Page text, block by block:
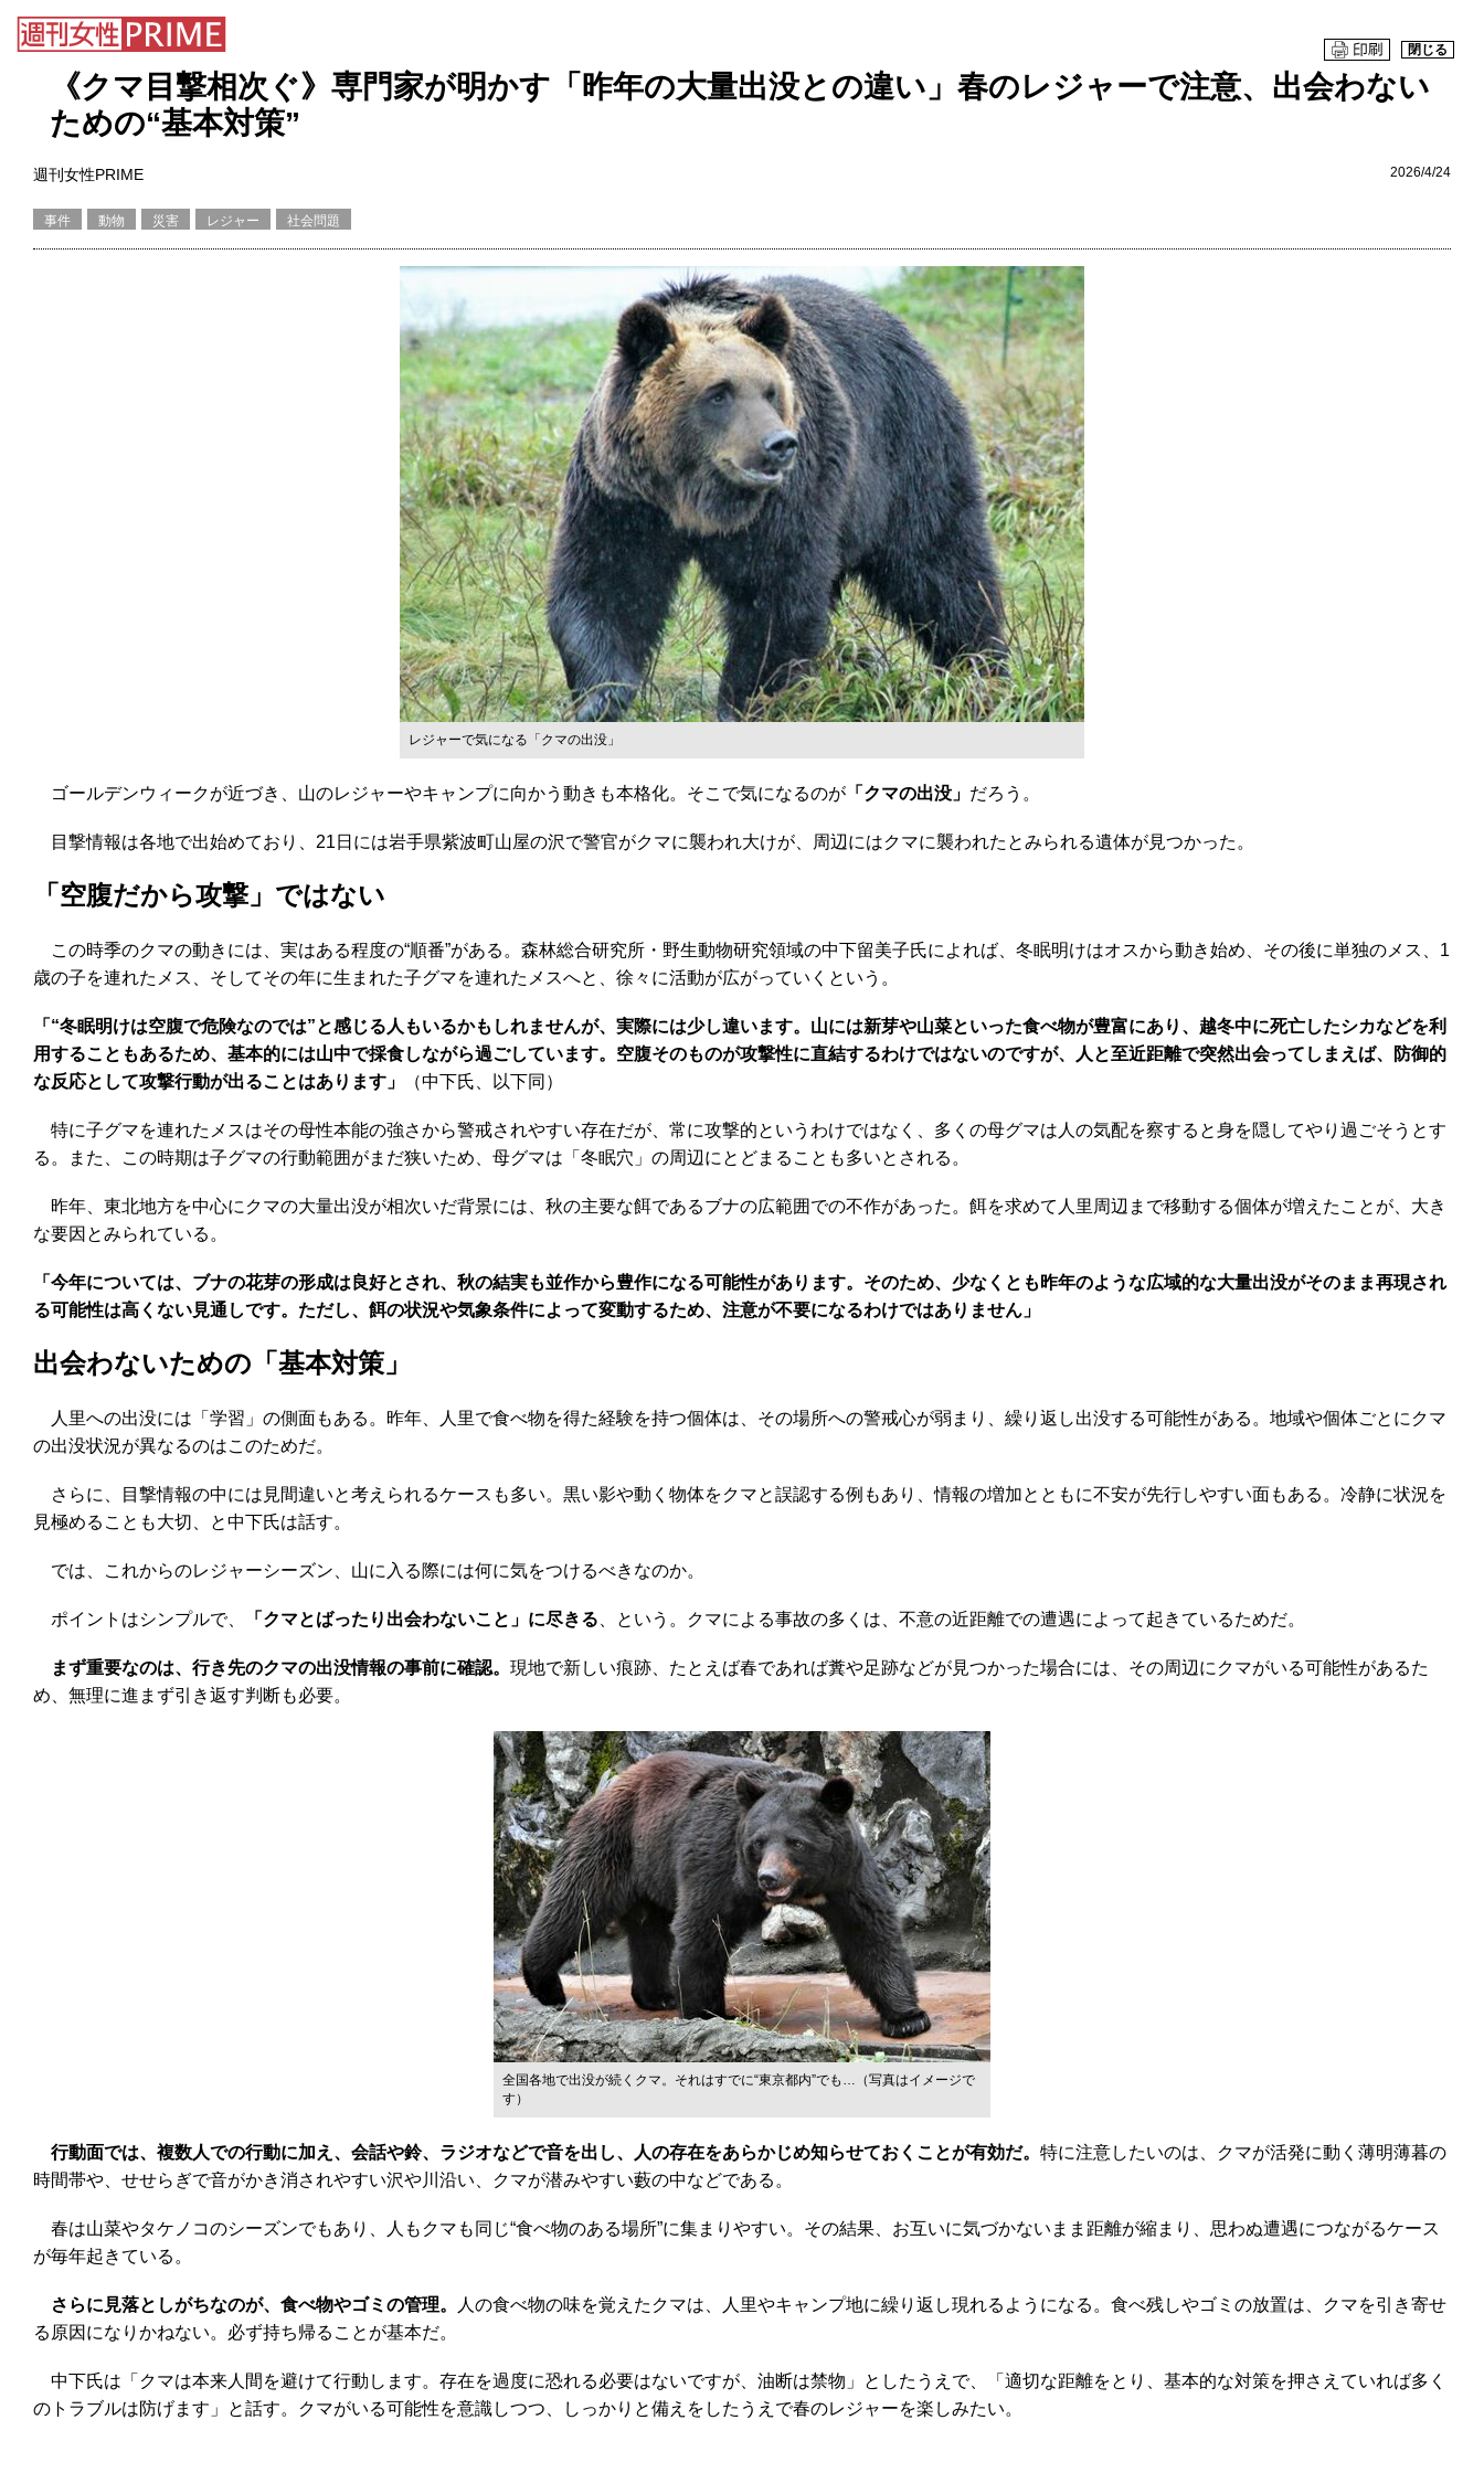
閉じる
《クマ目撃相次ぐ》専門家が明かす「昨年の大量出没との違い」春のレジャーで注意、出会わない
ための“基本対策”
週刊女性PRIME 2026/4/24
事件 動物 災害 レジャー 社会問題
レジャーで気になる「クマの出没」
ゴールデンウィークが近づき、山のレジャーやキャンプに向かう動きも本格化。そこで気になるのが 「クマの出没」 だろう。
目撃情報は各地で出始めており、21日には岩手県紫波町山屋の沢で警官がクマに襲われ大けが、周辺にはクマに襲われたとみられる遺体が見つかった。
「空腹だから攻撃」ではない
この時季のクマの動きには、実はある程度の“順番”がある。森林総合研究所・野生動物研究領域の中下留美子氏によれば、冬眠明けはオスから動き始め、その後に単独のメス、1
歳の子を連れたメス、そしてその年に生まれた子グマを連れたメスへと、徐々に活動が広がっていくという。
「“冬眠明けは空腹で危険なのでは”と感じる人もいるかもしれませんが、実際には少し違います。山には新芽や山菜といった食べ物が豊富にあり、越冬中に死亡したシカなどを利
用することもあるため、基本的には山中で採食しながら過ごしています。空腹そのものが攻撃性に直結するわけではないのですが、人と至近距離で突然出会ってしまえば、防御的
な反応として攻撃行動が出ることはあります」
（中下氏、以下同）
特に子グマを連れたメスはその母性本能の強さから警戒されやすい存在だが、常に攻撃的というわけではなく、多くの母グマは人の気配を察すると身を隠してやり過ごそうとす
る。また、この時期は子グマの行動範囲がまだ狭いため、母グマは「冬眠穴」の周辺にとどまることも多いとされる。
昨年、東北地方を中心にクマの大量出没が相次いだ背景には、秋の主要な餌であるブナの広範囲での不作があった。餌を求めて人里周辺まで移動する個体が増えたことが、大き
な要因とみられている。
「今年については、ブナの花芽の形成は良好とされ、秋の結実も並作から豊作になる可能性があります。そのため、少なくとも昨年のような広域的な大量出没がそのまま再現され
る可能性は高くない見通しです。ただし、餌の状況や気象条件によって変動するため、注意が不要になるわけではありません」
出会わないための「基本対策」
人里への出没には「学習」の側面もある。昨年、人里で食べ物を得た経験を持つ個体は、その場所への警戒心が弱まり、繰り返し出没する可能性がある。地域や個体ごとにクマ
の出没状況が異なるのはこのためだ。
さらに、目撃情報の中には見間違いと考えられるケースも多い。黒い影や動く物体をクマと誤認する例もあり、情報の増加とともに不安が先行しやすい面もある。冷静に状況を
見極めることも大切、と中下氏は話す。
では、これからのレジャーシーズン、山に入る際には何に気をつけるべきなのか。
ポイントはシンプルで、 「クマとばったり出会わないこと」に尽きる 、という。クマによる事故の多くは、不意の近距離での遭遇によって起きているためだ。
まず重要なのは、行き先のクマの出没情報の事前に確認。 現地で新しい痕跡、たとえば春であれば糞や足跡などが見つかった場合には、その周辺にクマがいる可能性があるた
め、無理に進まず引き返す判断も必要。
全国各地で出没が続くクマ。それはすでに“東京都内”でも…（写真はイメージで
す）
行動面では、複数人での行動に加え、会話や鈴、ラジオなどで音を出し、人の存在をあらかじめ知らせておくことが有効だ。 特に注意したいのは、クマが活発に動く薄明薄暮の
時間帯や、せせらぎで音がかき消されやすい沢や川沿い、クマが潜みやすい藪の中などである。
春は山菜やタケノコのシーズンでもあり、人もクマも同じ“食べ物のある場所”に集まりやすい。その結果、お互いに気づかないまま距離が縮まり、思わぬ遭遇につながるケース
が毎年起きている。
さらに見落としがちなのが、食べ物やゴミの管理。
人の食べ物の味を覚えたクマは、人里やキャンプ地に繰り返し現れるようになる。食べ残しやゴミの放置は、クマを引き寄せ
る原因になりかねない。必ず持ち帰ることが基本だ。
中下氏は「クマは本来人間を避けて行動します。存在を過度に恐れる必要はないですが、油断は禁物」としたうえで、「適切な距離をとり、基本的な対策を押さえていれば多く
のトラブルは防げます」と話す。クマがいる可能性を意識しつつ、しっかりと備えをしたうえで春のレジャーを楽しみたい。